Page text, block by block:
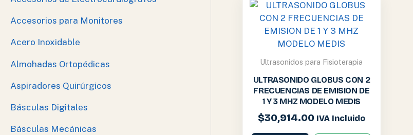
Accesorios para Monitores
Acero Inoxidable
Almohadas Ortopédicas
Aspiradores Quirúrgicos
Básculas Digitales
Básculas Mecánicas
Ultrasonidos para Fisioterapia
ULTRASONIDO GLOBUS CON 2
FRECUENCIAS DE EMISION DE
1 Y 3 MHZ MODELO MEDIS
$30,914.00 IVA Incluido